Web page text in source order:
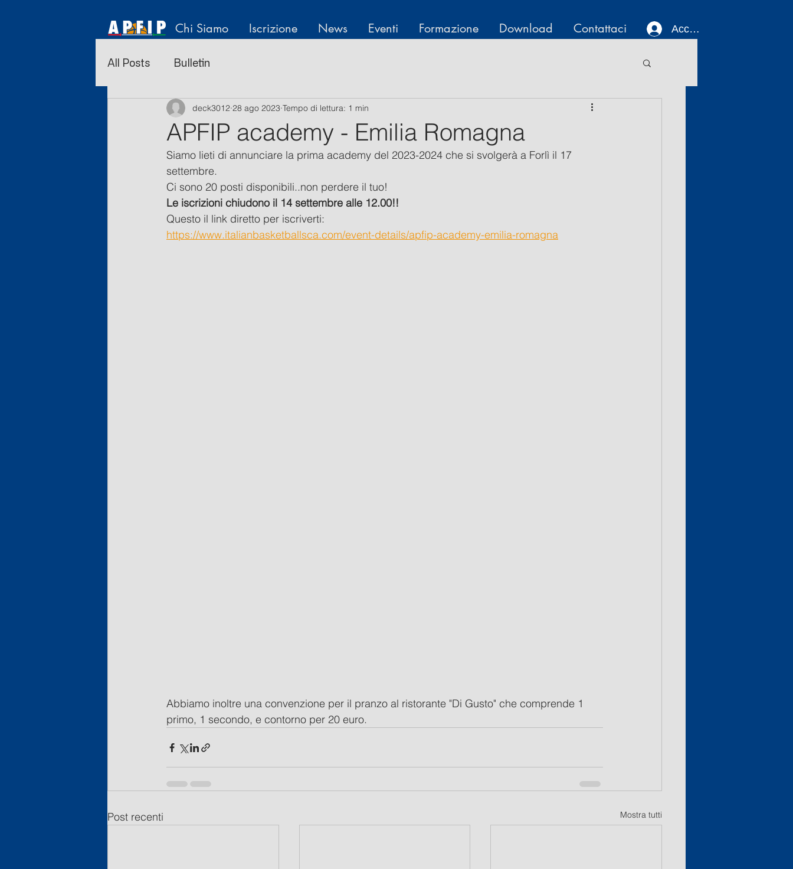
Chi Siamo Iscrizione News Eventi Formazione Download Contattaci Accedi
All Posts Bulletin
APFIP academy - Emilia Romagna
deck3012 28 ago 2023 Tempo di lettura: 1 min
Siamo lieti di annunciare la prima academy del 2023-2024 che si svolgerà a Forlì il 17
settembre.
Ci sono 20 posti disponibili..non perdere il tuo!
Le iscrizioni chiudono il 14 settembre alle 12.00!!
Questo il link diretto per iscriverti:
https://www.italianbasketballsca.com/event-details/apfip-academy-emilia-romagna
Abbiamo inoltre una convenzione per il pranzo al ristorante "Di Gusto" che comprende 1
primo, 1 secondo, e contorno per 20 euro.
Post recenti Mostra tutti